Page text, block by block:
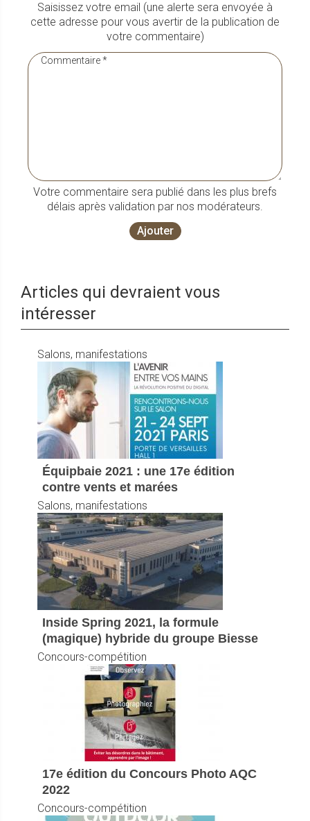
Saisissez votre email (une alerte sera envoyée à
cette adresse pour vous avertir de la publication de
votre commentaire)
Votre commentaire sera publié dans les plus brefs
délais après validation par nos modérateurs.
Ajouter
Articles qui devraient vous
intéresser
Salons, manifestations
Équipbaie 2021 : une 17e édition
contre vents et marées
Salons, manifestations
Inside Spring 2021, la formule
(magique) hybride du groupe Biesse
Concours-compétition
17e édition du Concours Photo AQC
2022
Concours-compétition